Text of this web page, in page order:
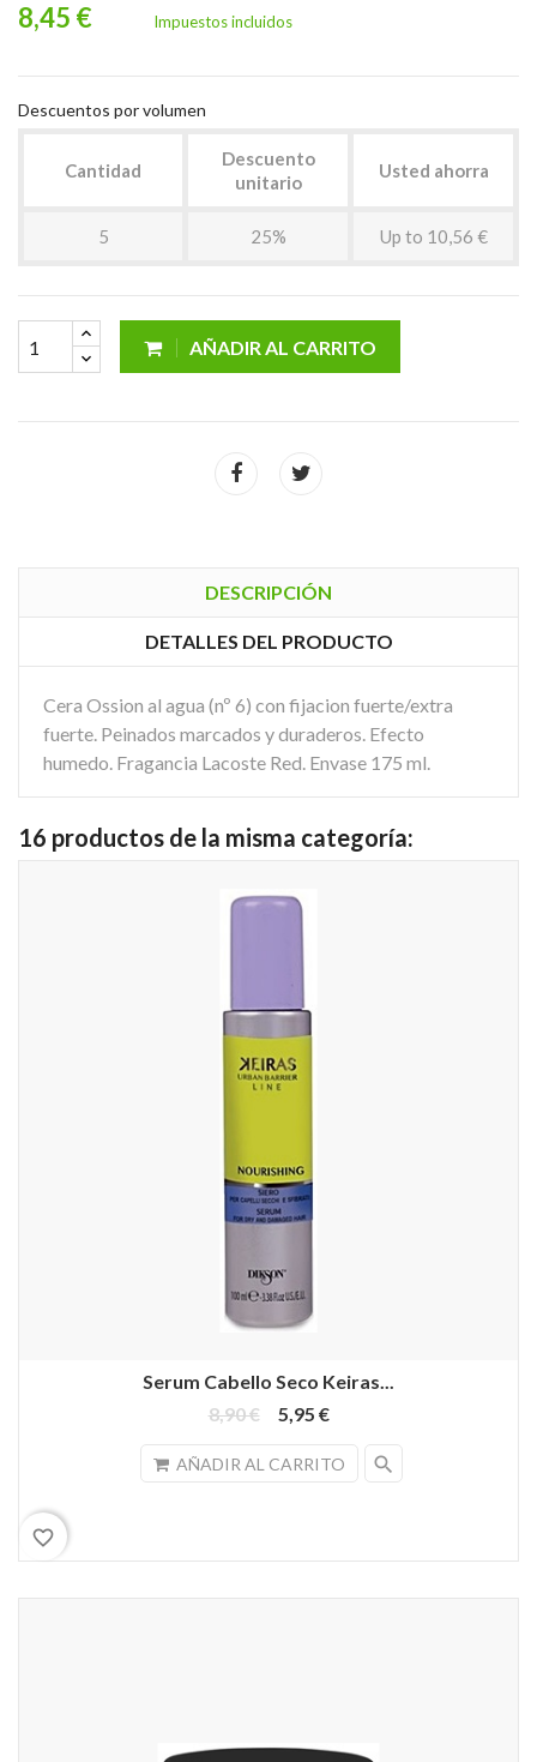
8,45 €
Impuestos incluidos
Descuentos por volumen
Cantidad
Descuento
unitario
Usted ahorra
5 25% Up to 10,56 €
AÑADIR AL CARRITO
DESCRIPCIÓN
DETALLES DEL PRODUCTO
Cera Ossion al agua (nº 6) con fijacion fuerte/extra
fuerte. Peinados marcados y duraderos. Efecto
humedo. Fragancia Lacoste Red. Envase 175 ml.
16 productos de la misma categoría:
Serum Cabello Seco Keiras...
8,90 €
5,95 €
AÑADIR AL CARRITO search
favorite_border